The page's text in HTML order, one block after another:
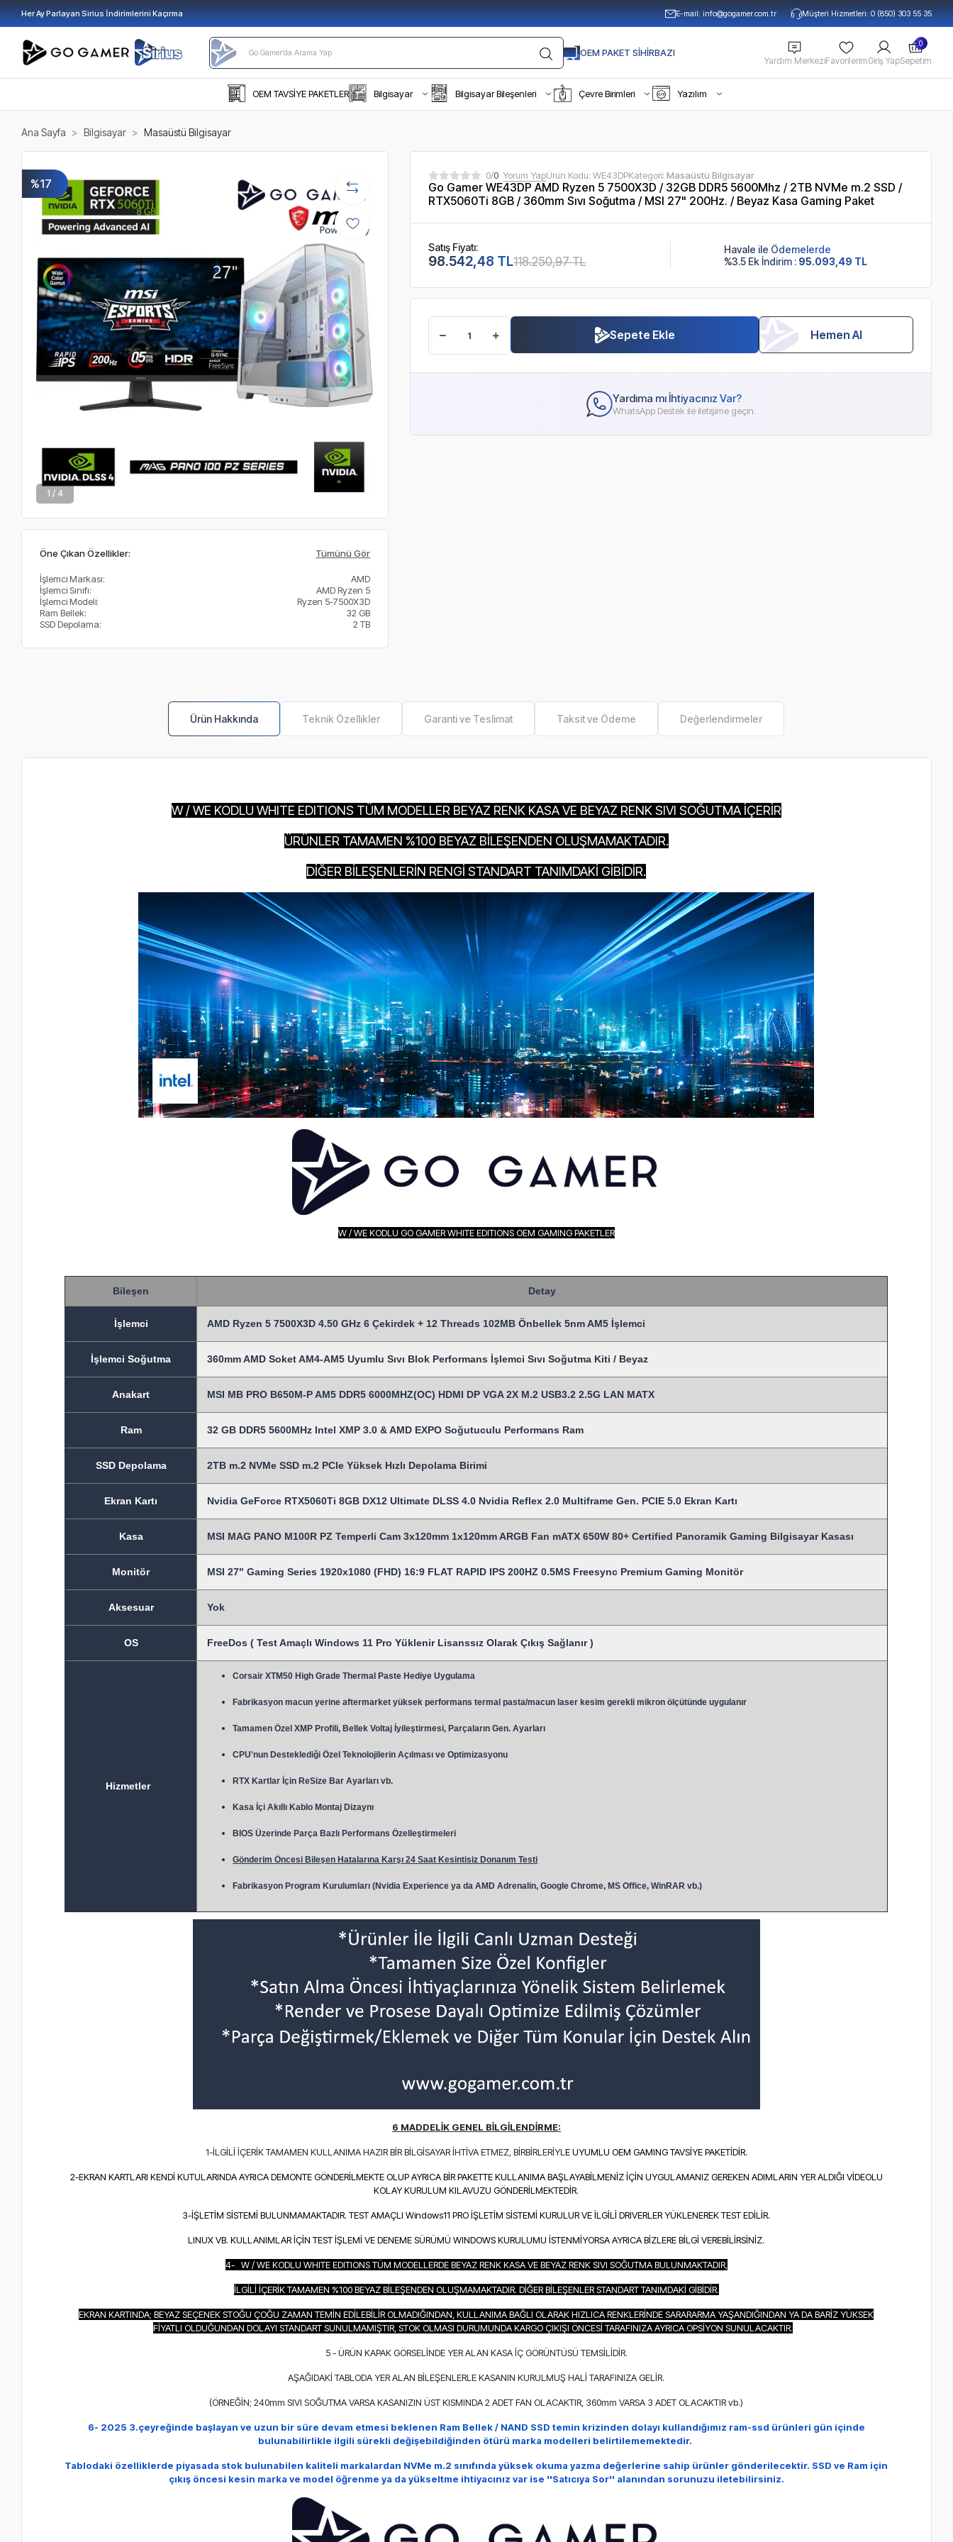
Her Ay Parlayan Sirius İndirimlerini Kaçırma E-mail:info@gogamer.com.tr Müşteri Hizmetleri: 0 (850) 303 55 35
OEM PAKET SIHIRBAZI
Yardım MerkeziFavorilerimGiriş Yap
0
Sepetim
OEM TAVSİYE PAKETLER Bilgisayar Bilgisayar Bileşenleri Çevre Birimleri Yazılım
Ana Sayfa Bilgisayar Masaüstü Bilgisayar
%17
2 / 4
Öne Çıkan Özellikler: Tümünü Gör
İşlemci Markası:
AMD
İşlemci Sınıfı:
AMD Ryzen 5
İşlemci Modeli:
Ryzen 5-7500X3D
Ram Bellek:
32 GB
SSD Depolama:
2 TB
0/0 Yorum YapÜrün Kodu:WE43DPKategori:Masaüstü Bilgisayar
Go Gamer WE43DP AMD Ryzen 5 7500X3D / 32GB DDR5 5600Mhz / 2TB NVMe m.2 SSD /
RTX5060Ti 8GB / 360mm Sıvı Soğutma / MSI 27" 200Hz. / Beyaz Kasa Gaming Paket
Satış Fiyatı:
98.542,48 TL118.250,97 TL
Havale ile Ödemelerde
%3.5 Ek İndirim : 95.093,49 TL
Sepete Ekle Hemen Al
Yardıma mı İhtiyacınız Var?
WhatsApp Destek ile iletişime geçin.
Ürün Hakkında Teknik Özellikler Garanti ve Teslimat Taksit ve Ödeme Değerlendirmeler
W / WE KODLU WHITE EDITIONS TÜM MODELLER BEYAZ RENK KASA VE BEYAZ RENK SIVI SOĞUTMA İÇERİR
ÜRÜNLER TAMAMEN %100 BEYAZ BİLEŞENDEN OLUŞMAMAKTADIR.
DİĞER BİLEŞENLERİN RENGİ STANDART TANIMDAKİ GİBİDİR.
W / WE KODLU GO GAMER WHITE EDITIONS OEM GAMING PAKETLER
Bileşen Detay
İşlemci AMD Ryzen 5 7500X3D 4.50 GHz 6 Çekirdek + 12 Threads 102MB Önbellek 5nm AM5 İşlemci
İşlemci Soğutma 360mm AMD Soket AM4-AM5 Uyumlu Sıvı Blok Performans İşlemci Sıvı Soğutma Kiti / Beyaz
Anakart MSI MB PRO B650M-P AM5 DDR5 6000MHZ(OC) HDMI DP VGA 2X M.2 USB3.2 2.5G LAN MATX
Ram 32 GB DDR5 5600MHz Intel XMP 3.0 & AMD EXPO Soğutuculu Performans Ram
SSD Depolama 2TB m.2 NVMe SSD m.2 PCIe Yüksek Hızlı Depolama Birimi
Ekran Kartı Nvidia GeForce RTX5060Ti 8GB DX12 Ultimate DLSS 4.0 Nvidia Reflex 2.0 Multiframe Gen. PCIE 5.0 Ekran Kartı
Kasa MSI MAG PANO M100R PZ Temperli Cam 3x120mm 1x120mm ARGB Fan mATX 650W 80+ Certified Panoramik Gaming Bilgisayar Kasası
Monitör MSI 27" Gaming Series 1920x1080 (FHD) 16:9 FLAT RAPID IPS 200HZ 0.5MS Freesync Premium Gaming Monitör
Aksesuar Yok
OS FreeDos ( Test Amaçlı Windows 11 Pro Yüklenir Lisanssız Olarak Çıkış Sağlanır )
Hizmetler
Corsair XTM50 High Grade Thermal Paste Hediye Uygulama
Fabrikasyon macun yerine aftermarket yüksek performans termal pasta/macun laser kesim gerekli mikron ölçütünde uygulanır
Tamamen Özel XMP Profili, Bellek Voltaj İyileştirmesi, Parçaların Gen. Ayarları
CPU'nun Desteklediği Özel Teknolojilerin Açılması ve Optimizasyonu
RTX Kartlar İçin ReSize Bar Ayarları vb.
Kasa İçi Akıllı Kablo Montaj Dizaynı
BIOS Üzerinde Parça Bazlı Performans Özelleştirmeleri
Gönderim Öncesi Bileşen Hatalarına Karşı 24 Saat Kesintisiz Donanım Testi
Fabrikasyon Program Kurulumları (Nvidia Experience ya da AMD Adrenalin, Google Chrome, MS Office, WinRAR vb.)
6 MADDELİK GENEL BİLGİLENDİRME:
1-İLGİLİ İÇERİK TAMAMEN KULLANIMA HAZIR BİR BİLGİSAYAR İHTİVA ETMEZ, BİRBİRLERİYLE UYUMLU OEM GAMING TAVSİYE PAKETİDİR.
2-EKRAN KARTLARI KENDİ KUTULARINDA AYRICA DEMONTE GÖNDERİLMEKTE OLUP AYRICA BİR PAKETTE KULLANIMA BAŞLAYABİLMENİZ İÇİN UYGULAMANIZ GEREKEN ADIMLARIN YER ALDIĞI VİDEOLU
KOLAY KURULUM KILAVUZU GÖNDERİLMEKTEDİR.
3-İŞLETİM SİSTEMİ BULUNMAMAKTADIR. TEST AMAÇLI Windows11 PRO İŞLETİM SİSTEMİ KURULUR VE İLGİLİ DRIVERLER YÜKLENEREK TEST EDİLİR.
LINUX VB. KULLANIMLAR İÇİN TEST İŞLEMİ VE DENEME SÜRÜMÜ WINDOWS KURULUMU İSTENMİYORSA AYRICA BİZLERE BİLGİ VEREBİLİRSİNİZ.
4- W / WE KODLU WHITE EDITIONS TÜM MODELLERDE BEYAZ RENK KASA VE BEYAZ RENK SIVI SOĞUTMA BULUNMAKTADIR,
İLGİLİ İÇERİK TAMAMEN %100 BEYAZ BİLEŞENDEN OLUŞMAMAKTADIR. DİĞER BİLEŞENLER STANDART TANIMDAKİ GİBİDİR.
EKRAN KARTINDA; BEYAZ SEÇENEK STOĞU ÇOĞU ZAMAN TEMİN EDİLEBİLİR OLMADIĞINDAN, KULLANIMA BAĞLI OLARAK HIZLICA RENKLERİNDE SARARARMA YAŞANDIĞINDAN YA DA BARİZ YÜKSEK
FİYATLI OLDUĞUNDAN DOLAYI STANDART SUNULMAMIŞTIR, STOK OLMASI DURUMUNDA KARGO ÇIKIŞI ÖNCESİ TARAFINIZA AYRICA OPSİYON SUNULACAKTIR.
5 - ÜRÜN KAPAK GÖRSELİNDE YER ALAN KASA İÇ GÖRÜNTÜSÜ TEMSİLİDİR.
AŞAĞIDAKİ TABLODA YER ALAN BİLEŞENLERLE KASANIN KURULMUŞ HALİ TARAFINIZA GELİR.
(ÖRNEĞİN; 240mm SIVI SOĞUTMA VARSA KASANIZIN ÜST KISMINDA 2 ADET FAN OLACAKTIR, 360mm VARSA 3 ADET OLACAKTIR vb.)
6- 2025 3.çeyreğinde başlayan ve uzun bir süre devam etmesi beklenen Ram Bellek / NAND SSD temin krizinden dolayı kullandığımız ram-ssd ürünleri gün içinde
bulunabilirlikle ilgili sürekli değişebildiğinden ötürü marka modelleri belirtilememektedir.
Tablodaki özelliklerde piyasada stok bulunabilen kaliteli markalardan NVMe m.2 sınıfında yüksek okuma yazma değerlerine sahip ürünler gönderilecektir. SSD ve Ram için
çıkış öncesi kesin marka ve model öğrenme ya da yükseltme ihtiyacınız var ise ''Satıcıya Sor'' alanından sorunuzu iletebilirsiniz.